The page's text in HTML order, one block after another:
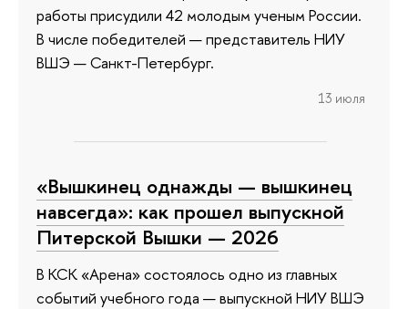
работы присудили 42 молодым ученым России.
В числе победителей — представитель НИУ
ВШЭ — Санкт-Петербург.
13 июля
«Вышкинец однажды — вышкинец
навсегда»: как прошел выпускной
Питерской Вышки — 2026
В КСК «Арена» состоялось одно из главных
событий учебного года — выпускной НИУ ВШЭ